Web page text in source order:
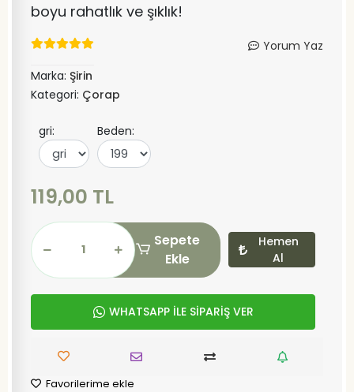
boyu rahatlık ve şıklık!
Yorum Yaz
Marka: Şirin
Kategori: Çorap
gri: Beden:
119,00 TL
Sepete
Ekle
Hemen
Al
WHATSAPP İLE SİPARİŞ VER
Favorilerime ekle